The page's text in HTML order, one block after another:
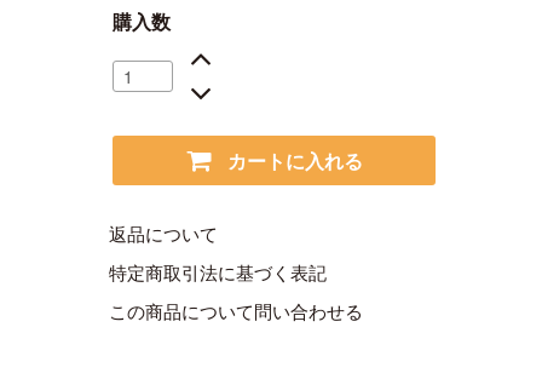
購入数
カートに入れる
返品について
特定商取引法に基づく表記
この商品について問い合わせる